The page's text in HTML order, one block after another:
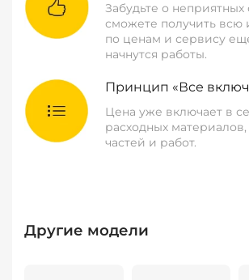
Забудьте о
сможете получить
по ценам и сервису
начнутся работы.
Принцип «Все
Цена уже включает в
расходных материалов,
частей и работ.
Другие модели